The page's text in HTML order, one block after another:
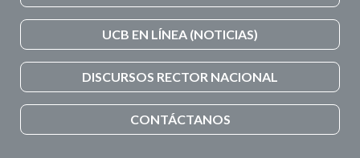
UCB EN LÍNEA (NOTICIAS)
DISCURSOS RECTOR NACIONAL
CONTÁCTANOS